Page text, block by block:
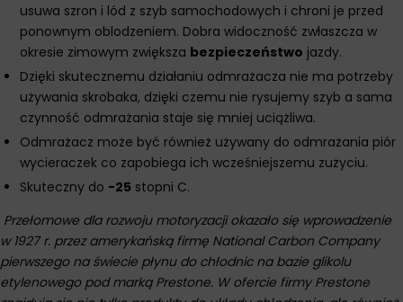
usuwa szron i lód z szyb samochodowych i chroni je przed
ponownym oblodzeniem. Dobra widoczność zwłaszcza w
okresie zimowym zwiększa bezpieczeństwo jazdy.
Dzięki skutecznemu działaniu odmrażacza nie ma potrzeby
używania skrobaka, dzięki czemu nie rysujemy szyb a sama
czynność odmrażania staje się mniej uciążliwa.
Odmrażacz może być również używany do odmrażania piór
wycieraczek co zapobiega ich wcześniejszemu zużyciu.
Skuteczny do -25 stopni C.
Przełomowe dla rozwoju motoryzacji okazało się wprowadzenie
w 1927 r. przez amerykańską firmę National Carbon Company
pierwszego na świecie płynu do chłodnic na bazie glikolu
etylenowego pod marką Prestone. W ofercie firmy Prestone